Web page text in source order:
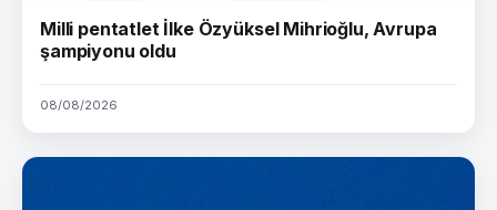
Milli pentatlet İlke Özyüksel Mihrioğlu, Avrupa
şampiyonu oldu
08/08/2026